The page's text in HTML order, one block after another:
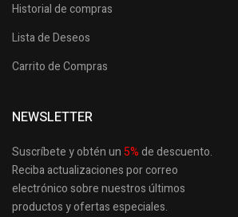
Historial de compras
Lista de Deseos
Carrito de Compras
NEWSLETTER
Suscríbete y obtén un 5%de descuento.
Reciba actualizaciones por correo
electrónico sobre nuestros últimos
productosy ofertas especiales.